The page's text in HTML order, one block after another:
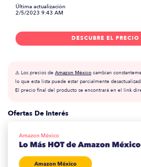
Última actualización
2/5/2023 9:43 AM
DESCUBRE EL PRECIO
⚠️ Los precios de Amazon México cambian
lo que esta lista puede estar parcialmente
El precio final del producto se encontrará en el link
Ofertas De Interés